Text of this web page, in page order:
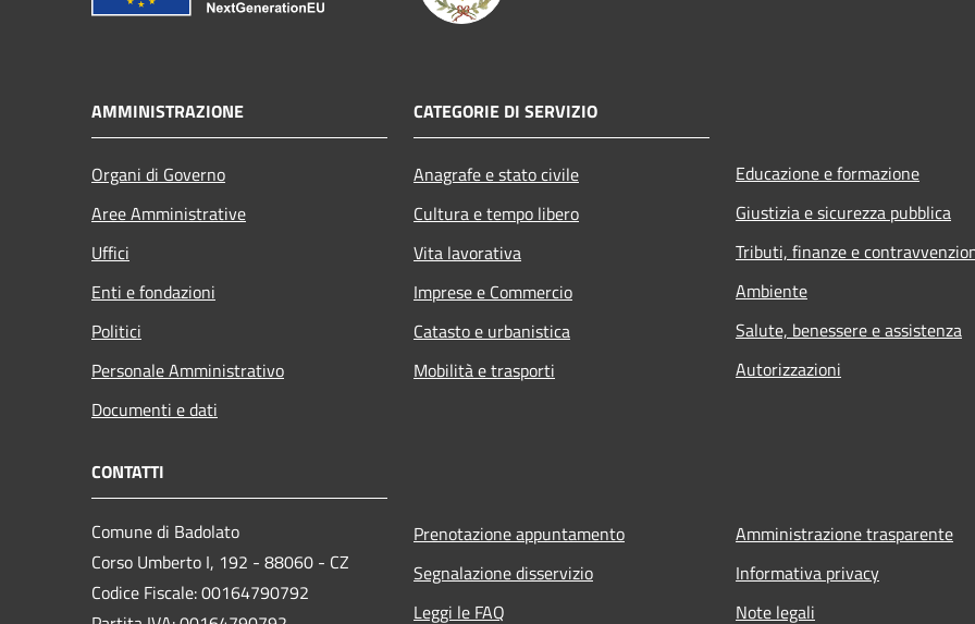
AMMINISTRAZIONE
Organi di Governo
Aree Amministrative
Uffici
Enti e fondazioni
Politici
Personale Amministrativo
Documenti e dati
CATEGORIE DI SERVIZIO
Anagrafe e stato civile
Cultura e tempo libero
Vita lavorativa
Imprese e Commercio
Catasto e urbanistica
Mobilità e trasporti
Educazione e formazione
Giustizia e sicurezza pubblica
Tributi, finanze e
Ambiente
Salute, benessere e assistenza
Autorizzazioni
CONTATTI
Comune di Badolato
Corso Umberto I, 192 - 88060 - CZ
Codice Fiscale: 00164790792
Prenotazione appuntamento
Segnalazione disservizio
Leggi le FAQ
Amministrazione trasparente
Informativa privacy
Note legali